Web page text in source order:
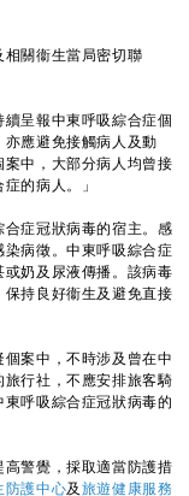
關衞生當局密切聯
呈報中東呼吸綜合症個
應避免接觸病人及動
中，大部分病人均曾接
的病人。」
症冠狀病毒的宿主。感
病徵。中東呼吸綜合症
奶及尿液傳播。該病毒
持良好衞生及避免直接
案中，不時涉及曾在中
行社，不應安排旅客騎
呼吸綜合症冠狀病毒的
警覺，採取適當防護措
防護中心及 旅遊健康服務